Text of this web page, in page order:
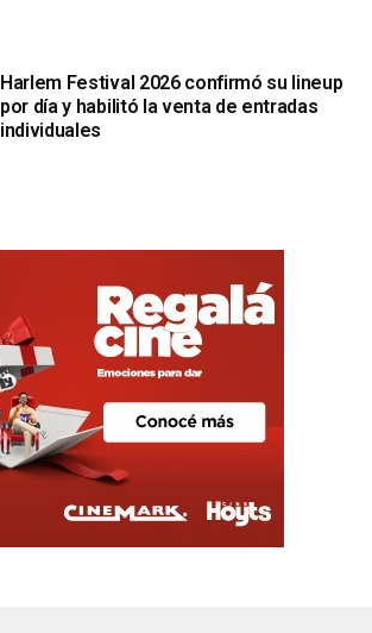
Harlem Festival 2026 confirmó su lineup
por día y habilitó la venta de entradas
individuales